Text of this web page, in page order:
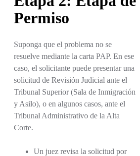
Permiso
Suponga que el problema no se
resuelve mediante la carta PAP. En ese
caso, el solicitante puede presentar una
solicitud de Revisión Judicial ante el
Tribunal Superior (Sala de Inmigración
y Asilo), o en algunos casos, ante el
Tribunal Administrativo de la Alta
Corte.
Un juez revisa la solicitud por